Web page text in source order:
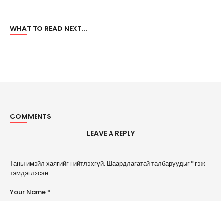
WHAT TO READ NEXT...
COMMENTS
LEAVE A REPLY
Таны имэйл хаягийг нийтлэхгүй. Шаардлагатай талбаруудыг*гэж
тэмдэглэсэн
Your Name *
A
l
e